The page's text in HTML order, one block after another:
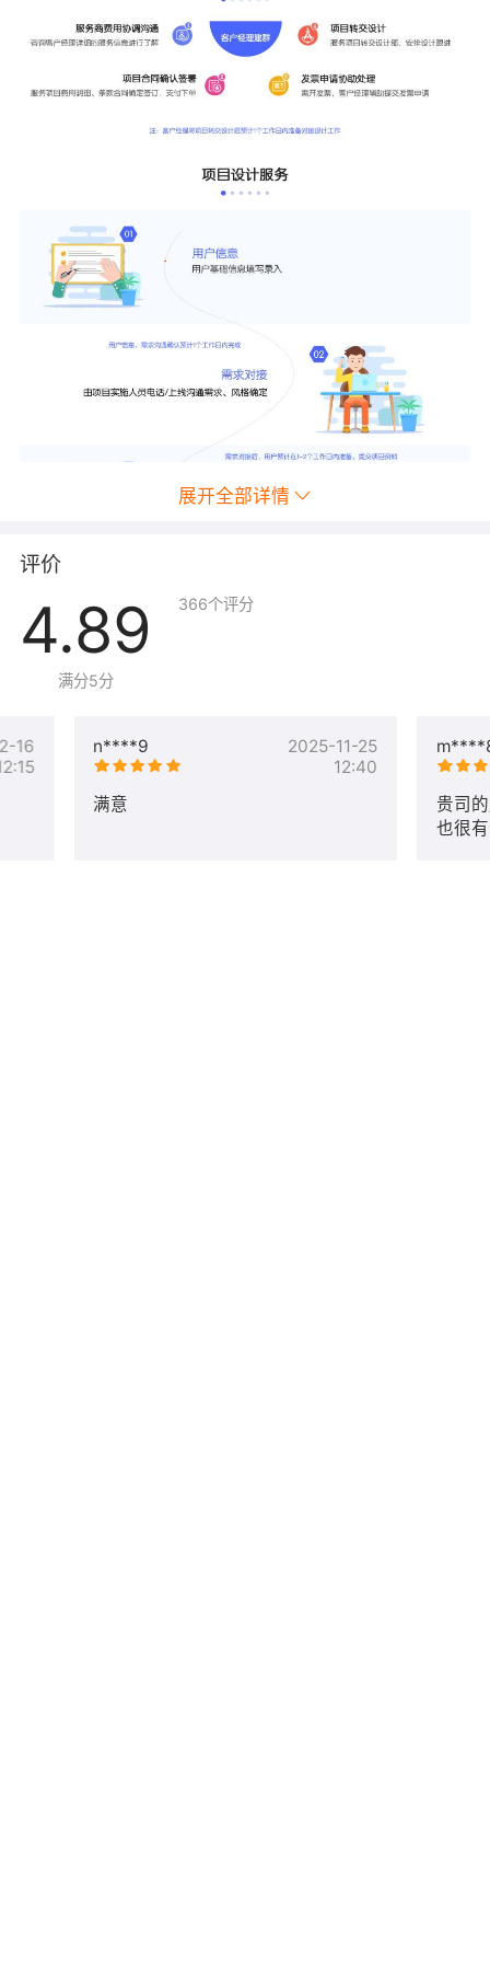
展开全部详情
评价
4.89
满分5分
366个评分
n****9
2025-11-25
12:40
满意
贵司
也很
16